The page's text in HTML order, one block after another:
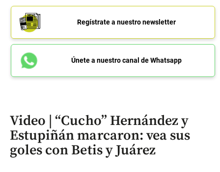
Regístrate a nuestro newsletter
Únete a nuestro canal de Whatsapp
Video | “Cucho” Hernández y
Estupiñán marcaron: vea sus
goles con Betis y Juárez